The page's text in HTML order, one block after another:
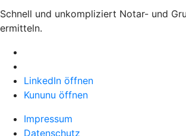
Schnell und unkompliziert Notar- und
ermitteln.
LinkedIn öffnen
Kununu öffnen
Impressum
Datenschutz